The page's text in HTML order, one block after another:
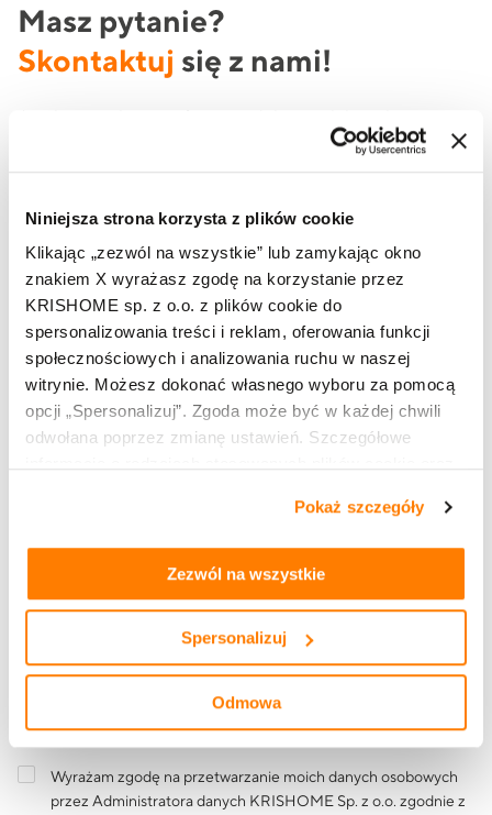
Niniejsza strona korzysta z plików cookie
Klikając „zezwól na wszystkie” lub zamykając okno
znakiem X wyrażasz zgodę na korzystanie przez
KRISHOME sp. z o.o. z plików cookie do
spersonalizowania treści i reklam, oferowania funkcji
społecznościowych i analizowania ruchu w naszej
witrynie. Możesz dokonać własnego wyboru za pomocą
opcji „Spersonalizuj”. Zgoda może być w każdej chwili
odwołana poprzez zmianę ustawień. Szczegółowe
tym, jak korzystasz z naszej witryny, znajdziesz w
prywatności i cookies.
Pokaż szczegóły
Zezwól na wszystkie
Spersonalizuj
Odmowa
Masz pytanie?
Skontaktuj się z nami!
informacji na temat produktów marki KRISHOME, to
skorzystaj z formularza lub zadzwoń do nas już teraz.
Imię i nazwisko
Telefon
Adres e-mail
Wyrażam zgodę na przetwarzanie moich danych osobowych
przez Administratora danych KRISHOME Sp. z o.o. zgodnie z